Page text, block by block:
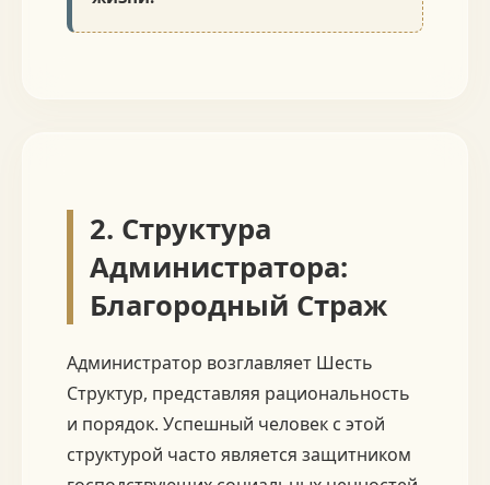
2. Структура
Администратора:
Благородный Страж
Администратор возглавляет Шесть
Структур, представляя рациональность
и порядок. Успешный человек с этой
структурой часто является защитником